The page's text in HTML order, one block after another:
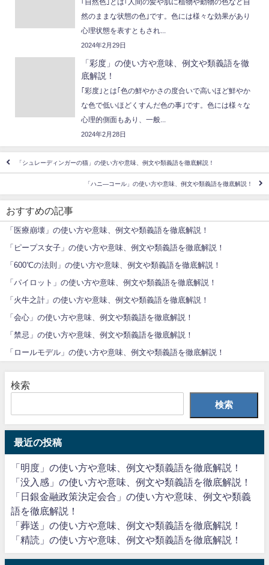
｢自然色｣とは｢人間の髪や肌に植物や動物の色など自
然のままな状態の色｣です。色には様々な効果があり
心理状態を表すともされ...
2024年2月29日
「彩度」の使い方や意味、例文や類義語を徹
底解説！
｢彩度｣とは｢色の鮮やかさの度合いで高いほど鮮やか
な色で低いほどくすんだ色の事｣です。色には様々な
心理的側面もあり、一般...
2024年2月28日
「シュレーディンガーの猫」の使い方や意味、例文や類義語を徹底解説！
「ハニ—コール」の使い方や意味、例文や類義語を徹底解説！
おすすめの記事
「医療崩壊」の使い方や意味、例文や類義語を徹底解説！
「ピープス女子」の使い方や意味、例文や類義語を徹底解説！
「600℃の法則」の使い方や意味、例文や類義語を徹底解説！
「パイロット」の使い方や意味、例文や類義語を徹底解説！
「火牛之計」の使い方や意味、例文や類義語を徹底解説！
「会心」の使い方や意味、例文や類義語を徹底解説！
「禁忌」の使い方や意味、例文や類義語を徹底解説！
「ロールモデル」の使い方や意味、例文や類義語を徹底解説！
検索
検索
最近の投稿
「明度」の使い方や意味、例文や類義語を徹底解説！
「没入感」の使い方や意味、例文や類義語を徹底解説！
「日銀金融政策決定会合」の使い方や意味、例文や類義
語を徹底解説！
「葬送」の使い方や意味、例文や類義語を徹底解説！
「精読」の使い方や意味、例文や類義語を徹底解説！